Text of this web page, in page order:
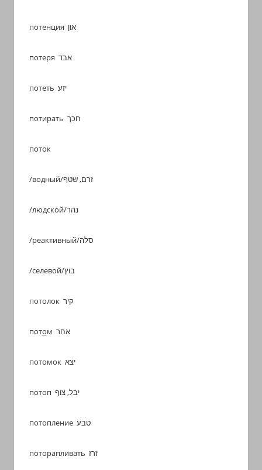
потенция און
потеря אבד
потеть יזע
потирать חכך
поток
/водный/זרם, שטף
/людской/נהר
/реактивный/סלה
/селевой/בוץ
потолок קיר
пото м אחר
потомок יצא
потоп יבל, צוף
потопление טבע
поторапливать זרז